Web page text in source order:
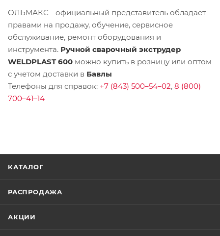
ОЛЬМАКС - официальный представитель обладает
правами на продажу, обучение, сервисное
обслуживание, ремонт оборудования и
инструмента. Ручной сварочный экструдер
WELDPLAST 600 можно купить в розницу или оптом
с учетом доставки в Бавлы
Телефоны для справок: +7 (843) 500–54–02, 8 (800)
700–41–14
КАТАЛОГ
РАСПРОДАЖА
АКЦИИ